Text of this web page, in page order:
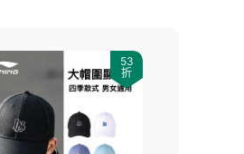
53
折